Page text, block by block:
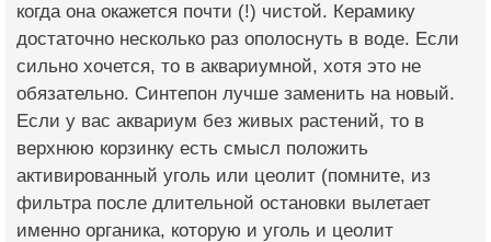
когда она окажется почти (!) чистой. Керамику
достаточно несколько раз ополоснуть в воде. Если
сильно хочется, то в аквариумной, хотя это не
обязательно. Синтепон лучше заменить на новый.
Если у вас аквариум без живых растений, то в
верхнюю корзинку есть смысл положить
активированный уголь или цеолит (помните, из
фильтра после длительной остановки вылетает
именно органика, которую и уголь и цеолит